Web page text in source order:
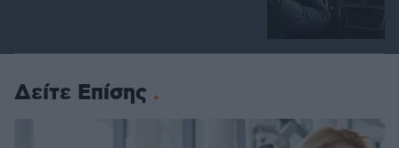
Δείτε Επίσης